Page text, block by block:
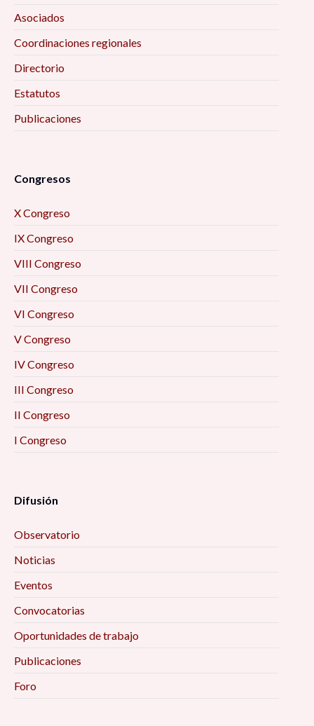
Asociados
Coordinaciones regionales
Directorio
Estatutos
Publicaciones
Congresos
X Congreso
IX Congreso
VIII Congreso
VII Congreso
VI Congreso
V Congreso
IV Congreso
III Congreso
II Congreso
I Congreso
Difusión
Observatorio
Noticias
Eventos
Convocatorias
Oportunidades de trabajo
Publicaciones
Foro